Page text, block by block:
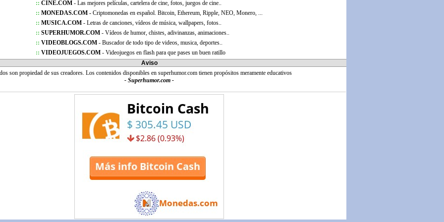
:: CINE.COM - Las mejores películas, cartelera de cine, fotos, juegos de cine..
:: MONEDAS.COM - Criptomonedas en español. Bitcoin, Ethereum, Ripple, NEO, Monero, ...
:: MUSICA.COM - Letras de canciones, vídeos de música, wallpapers, fotos..
:: SUPERHUMOR.COM - Vídeos de humor, chistes, adivinanzas, animaciones..
:: VIDEOBLOGS.COM - Buscador de todo tipo de videos, musica, deportes..
:: VIDEOJUEGOS.COM - Videojuegos en flash para que pases un buen ratillo
Aviso
son propiedad de sus creadores. Los contenidos disponibles en superhumor.com tienen propósitos meramente educativos
- Superhumor.com -